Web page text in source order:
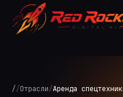
//Отрасли/Аренда